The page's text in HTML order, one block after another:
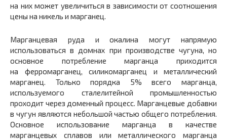
на них может увеличиться в зависимости от соотношения
цены на никель и марганец.
Марганцевая руда и окалина могут напрямую
использоваться в домнах при производстве чугуна, но
основное потребление марганца приходится
на ферромарганец, силикомарганец и металлический
марганец. Только порядка 5% всего марганца,
используемого сталелитейной промышленностью
проходит через доменный процесс. Марганцевые добавки
в чугун являются небольшой частью общего потребления.
Основное использование марганца в качестве
марганцевых сплавов или металлического марганца